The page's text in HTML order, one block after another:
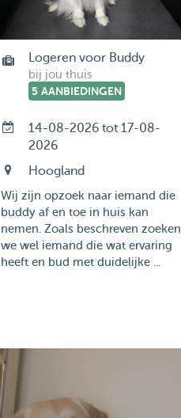
Logeren voor Buddy
bij jou thuis
5 AANBIEDINGEN
14-08-2026 tot 17-08-
2026
Hoogland
Wij zijn opzoek naar iemand die
buddy af en toe in huis kan
nemen. Zoals beschreven zoeken
we wel iemand die wat ervaring
heeft en bud met duidelijke ...